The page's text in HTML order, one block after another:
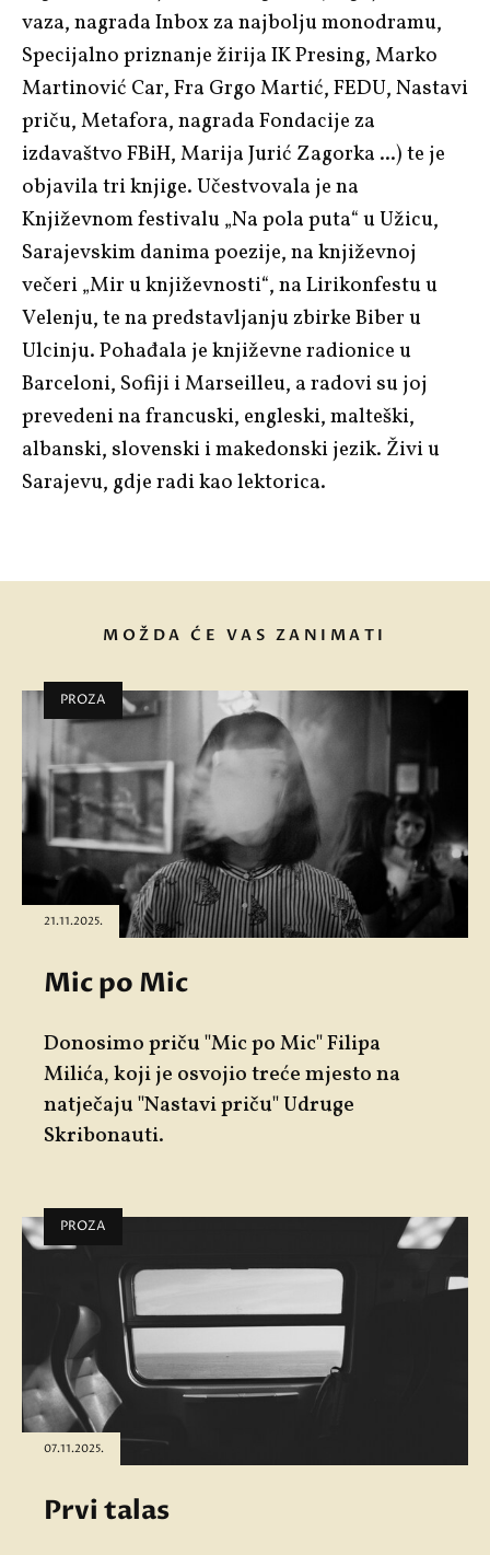
vaza, nagrada Inbox za najbolju monodramu,
Specijalno priznanje žirija IK Presing, Marko
Martinović Car, Fra Grgo Martić, FEDU, Nastavi
priču, Metafora, nagrada Fondacije za
izdavaštvo FBiH, Marija Jurić Zagorka ...) te je
objavila tri knjige. Učestvovala je na
Književnom festivalu „Na pola puta“ u Užicu,
Sarajevskim danima poezije, na književnoj
večeri „Mir u književnosti“, na Lirikonfestu u
Velenju, te na predstavljanju zbirke Biber u
Ulcinju. Pohađala je književne radionice u
Barceloni, Sofiji i Marseilleu, a radovi su joj
prevedeni na francuski, engleski, malteški,
albanski, slovenski i makedonski jezik. Živi u
Sarajevu, gdje radi kao lektorica.
MOŽDA ĆE VAS ZANIMATI
PROZA
21.11.2025.
Mic po Mic
Donosimo priču"Mic po Mic"Filipa
Milića, koji je osvojio treće mjesto na
natječaju "Nastavi priču" Udruge
Skribonauti.
PROZA
07.11.2025.
Prvi talas